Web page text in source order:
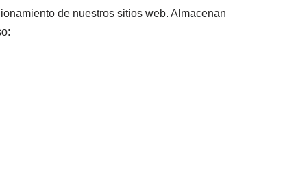
de nuestros sitios web. Almacenan